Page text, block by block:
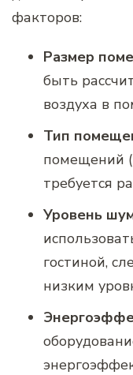
факторов:
Размер
быть
воздуха в
Тип
помещений
требуется
Уровень
гостиной,
низким